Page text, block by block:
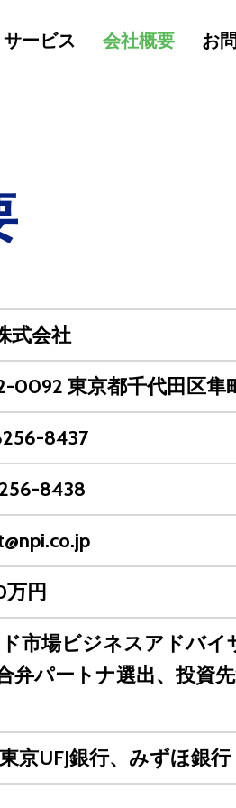
サービス 会社概要 お
式会社
0092 東京都千代田区隼
8437
8438
円
市場ビジネスアドバイ
弁パートナ選出、投資
京UFJ銀行、みずほ銀